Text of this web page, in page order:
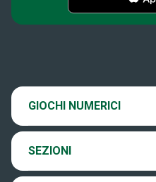
GIOCHI NUMERICI
EuroJackpot
VinciCasa
SEZIONI
Scopri il gioco
Ultima estrazione
Contatti